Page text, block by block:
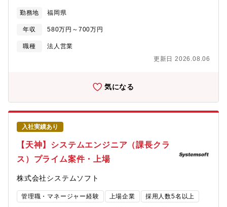
ービスの立ち上げ責任者など、ラクスの成長スピードに合わせて
で、ご家族も守りながら大きなチャレンジができることもラクス
で管理職として働く魅力です。また、年間数百名規模の中途採
ピードが早いため、取り組む課題の難易度や面白み、やりがいは
とに売上が発生する成果報酬型のサービスであり、1回ごとの利用
の満足度を上げる取り組みが必要になってきます。そのため、
Saas企業のCSのような守りのセールスではなく、常に顧客のた
めに提案し、並走をし続ける、攻めのセールス組織となります。
process re engineering）・既存クライアントにおけるタイミー
のためのリレーション構築【具体的な業務内容】■ フィールドセ
ールスが受注した案件を引き継ぎ、コンサルティングの実行■ 担
当クライアントの経営課題、人材課題のヒアリング■ 担当クライ
アントの課題を解決するための施策検討、資料作成、提案・集客
の最大効や人件費のシミュレーションなど・BIツール（Lookerな
ど）を使用したデータ分析■ 受注候補案件の支援・求人の写真、
文面、職務設定などのコンサルティング■ 担当クライアントとの
中長期的リレーション構築を目的とした商談、コミュニケーショ
ン■ 継続利用のための定期的なコンタクト・大手クライアントの
各種企画の商談・プレゼンテーションなどを実施・現場に出向
き、一次情報を入手し、BPRを実施【配属部署】SMB領域■ ター
ゲット企業：数億円～数百億円の企業のいずれかを担当■ 業界：
勤務地 福岡県
年収 580万円～700万円
職種
法人営業
更新日 2026.08.06
気になる
入社実績あり
【天神】システムエンジニア（課長クラ
ス）プライム案件・上場
株式会社システムソフト
管理職・マネージャー経験 上場企業 採用人数5名以上